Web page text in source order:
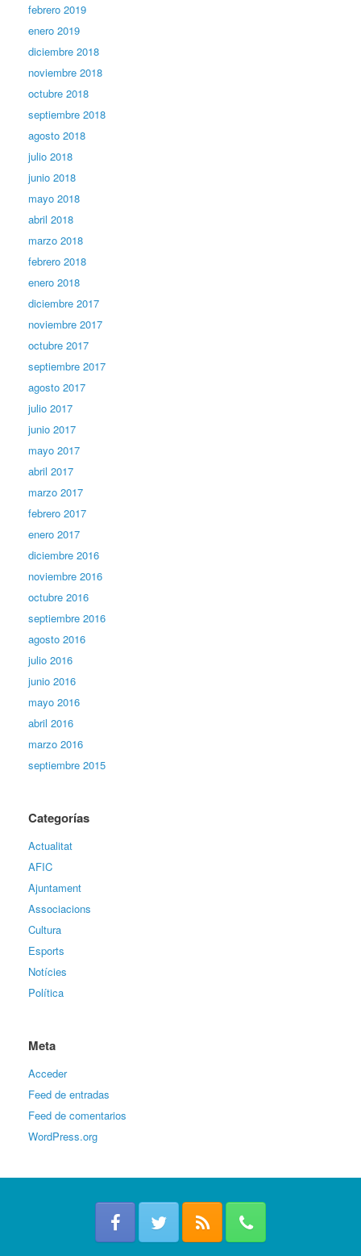
febrero 2019
enero 2019
diciembre 2018
noviembre 2018
octubre 2018
septiembre 2018
agosto 2018
julio 2018
junio 2018
mayo 2018
abril 2018
marzo 2018
febrero 2018
enero 2018
diciembre 2017
noviembre 2017
octubre 2017
septiembre 2017
agosto 2017
julio 2017
junio 2017
mayo 2017
abril 2017
marzo 2017
febrero 2017
enero 2017
diciembre 2016
noviembre 2016
octubre 2016
septiembre 2016
agosto 2016
julio 2016
junio 2016
mayo 2016
abril 2016
marzo 2016
septiembre 2015
Categorías
Actualitat
AFIC
Ajuntament
Associacions
Cultura
Esports
Notícies
Política
Meta
Acceder
Feed de entradas
Feed de comentarios
WordPress.org